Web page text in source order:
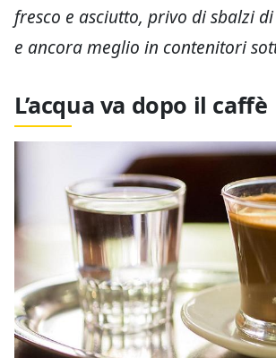
fresco e asciutto, privo di sbalzi
e ancora meglio in contenitori
L’acqua va dopo il caffè